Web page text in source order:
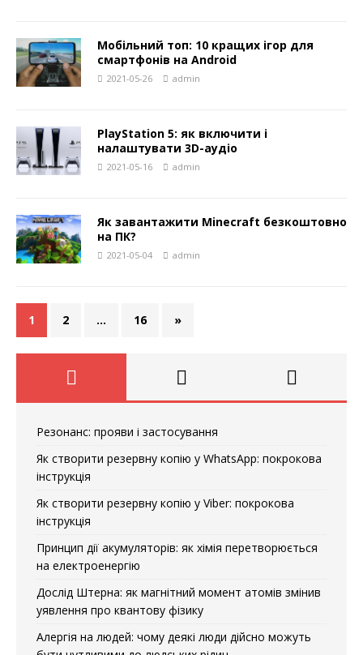
Мобільний топ: 10 кращих ігор для
смартфонів на Android
2021-05-26 admin
PlayStation 5: як включити і
налаштувати 3D-аудіо
2021-05-16 admin
Як завантажити Minecraft безкоштовно
на ПК?
2021-05-04 admin
1 2 … 16 »
Резонанс: прояви і застосування
Як створити резервну копію у WhatsApp: покрокова
інструкція
Як створити резервну копію у Viber: покрокова
інструкція
Принцип дії акумуляторів: як хімія перетворюється
на електроенергію
Дослід Штерна: як магнітний момент атомів змінив
уявлення про квантову фізику
Алергія на людей: чому деякі люди дійсно можуть